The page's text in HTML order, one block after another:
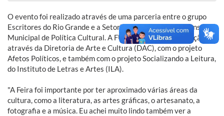
O evento foi realizado através de uma parceria entre o grupo
Escritores do Rio Grande e a Setorial da Literatura do Conselho
Municipal de Política Cultural. A FURG foi apoiadora da ação,
através da Diretoria de Arte e Cultura (DAC), com o projeto
Afetos Políticos, e também com o projeto Socializando a Leitura,
do Instituto de Letras e Artes (ILA).
"A Feira foi importante por ter aproximado várias áreas da
cultura, como a literatura, as artes gráficas, o artesanato, a
fotografia e a música. Eu achei muito lindo também ver a